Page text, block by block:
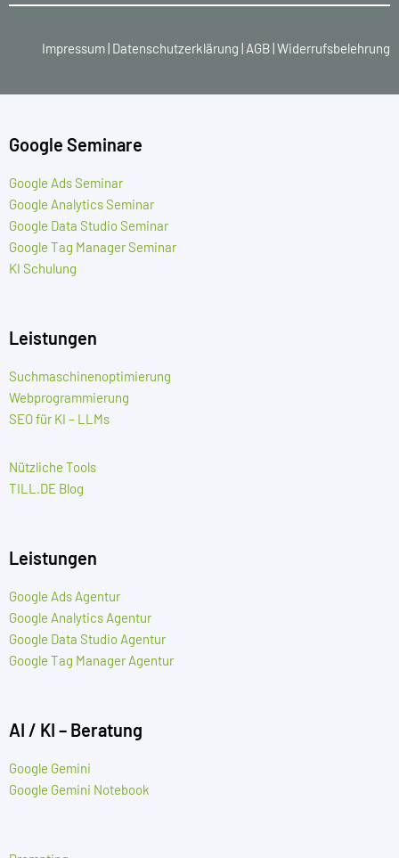
Impressum| Datenschutzerklärung | AGB|Widerrufsbelehrung
Google Seminare
Google Ads Seminar
Google Analytics Seminar
Google Data Studio Seminar
Google Tag Manager Seminar
KI Schulung
Leistungen
Suchmaschinenoptimierung
Webprogrammierung
SEO für KI – LLMs
Nützliche Tools
TILL.DE Blog
Leistungen
Google Ads Agentur
Google Analytics Agentur
Google Data Studio Agentur
Google Tag Manager Agentur
AI / KI – Beratung
Google Gemini
Google Gemini Notebook